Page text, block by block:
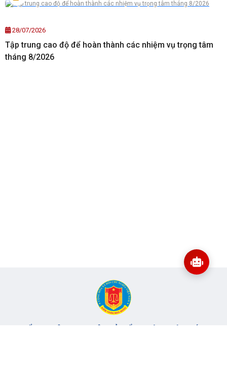
28/07/2026
Tập trung cao độ để hoàn thành các nhiệm vụ trọng tâm
tháng 8/2026